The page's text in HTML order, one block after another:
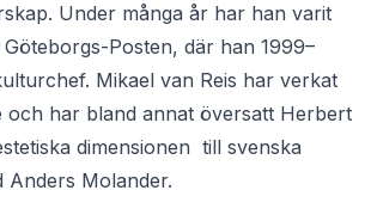
Under många år har han varit
Posten, där han 1999–
Mikael van Reis har verkat
och har bland annat översatt Herbert
dimensionen till svenska
Anders Molander.